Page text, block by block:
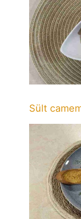
Sült